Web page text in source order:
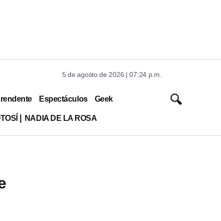
5 de agosto de 2026 | 07:24 p.m.
Espectáculos Geek
NADIA DE LA ROSA